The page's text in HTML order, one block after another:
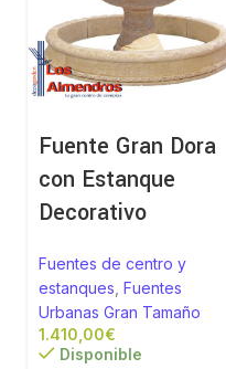
Fuente Gran Dora
con Estanque
Decorativo
Fuentes de centro y
estanques ,Fuentes
Urbanas Gran Tamaño
€
Disponible